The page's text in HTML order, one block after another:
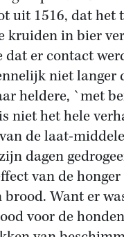
uit 1516, dat het
kruiden in bier
dat er contact
niet langer
heldere, `met
niet het hele
de laat-
dagen
van de
Want er
voor de